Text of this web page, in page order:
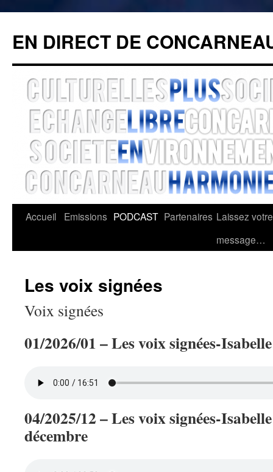
contenu
EN DIRECT DE
Accueil Emissions PODCAST Partenaires Laissez votre
message…
Les voix signées
Voix signées
01/2026/01 – Les voix signées-
04/2025/12 – Les voix signées-
décembre